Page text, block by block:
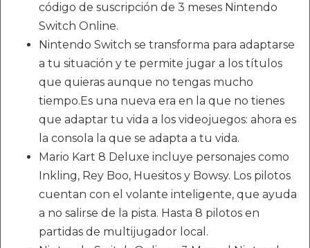
código de suscripción de 3 meses Nintendo
Switch Online.
Nintendo Switch se transforma para adaptarse
a tu situación y te permite jugar a los títulos
que quieras aunque no tengas mucho
tiempo.Es una nueva era en la que no tienes
que adaptar tu vida a los videojuegos: ahora es
la consola la que se adapta a tu vida.
Mario Kart 8 Deluxe incluye personajes como
Inkling, Rey Boo, Huesitos y Bowsy. Los pilotos
cuentan con el volante inteligente, que ayuda
a no salirse de la pista. Hasta 8 pilotos en
partidas de multijugador local.